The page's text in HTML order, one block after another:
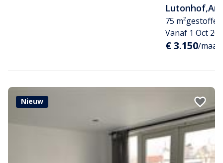
Lutonhof,
75 m²
Vanaf 1 Oct
€ 3.150/
Nieuw